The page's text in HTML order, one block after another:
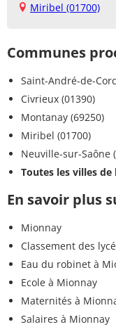
Miribel (01700)
Communes
Saint-André-de-
Civrieux (01390)
Montanay (69250)
Miribel (01700)
Neuville-sur-Saône
Toutes les villes de
En savoir plus
Mionnay
Classement des
Eau du robinet à
Ecole à Mionnay
Maternités à
Salaires à Mionnay